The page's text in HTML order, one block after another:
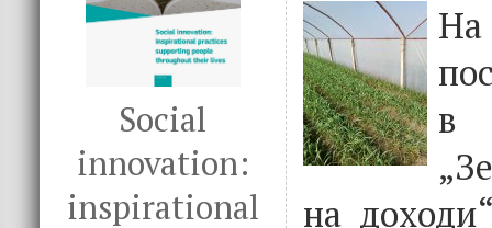
Social
innovation:
inspirational
На
в
на